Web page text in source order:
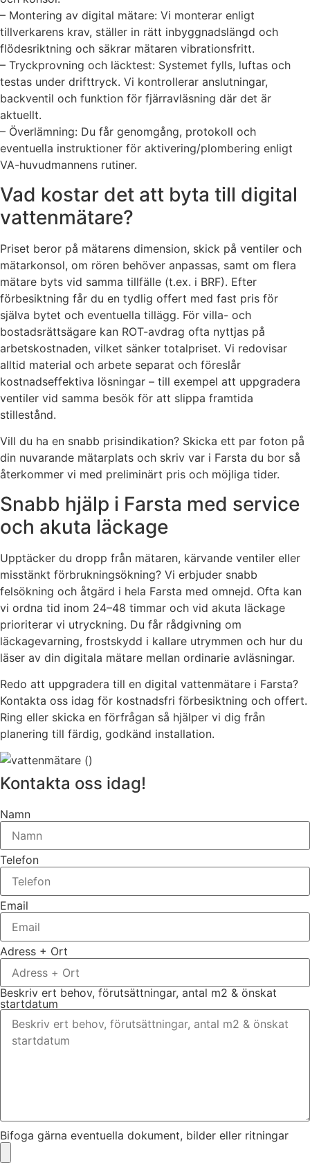
– Montering av digital mätare: Vi monterar enligt
tillverkarens krav, ställer in rätt inbyggnadslängd och
flödesriktning och säkrar mätaren vibrationsfritt.
– Tryckprovning och läcktest: Systemet fylls, luftas och
testas under drifttryck. Vi kontrollerar anslutningar,
backventil och funktion för fjärravläsning där det är
aktuellt.
– Överlämning: Du får genomgång, protokoll och
eventuella instruktioner för aktivering/plombering enligt
VA-huvudmannens rutiner.
Vad kostar det att byta till digital
vattenmätare?
Priset beror på mätarens dimension, skick på ventiler och
mätarkonsol, om rören behöver anpassas, samt om flera
mätare byts vid samma tillfälle (t.ex. i BRF). Efter
förbesiktning får du en tydlig offert med fast pris för
själva bytet och eventuella tillägg. För villa- och
bostadsrättsägare kan ROT-avdrag ofta nyttjas på
arbetskostnaden, vilket sänker totalpriset. Vi redovisar
alltid material och arbete separat och föreslår
kostnadseffektiva lösningar – till exempel att uppgradera
ventiler vid samma besök för att slippa framtida
stillestånd.
Vill du ha en snabb prisindikation? Skicka ett par foton på
din nuvarande mätarplats och skriv var i Farsta du bor så
återkommer vi med preliminärt pris och möjliga tider.
Snabb hjälp i Farsta med service
och akuta läckage
Upptäcker du dropp från mätaren, kärvande ventiler eller
misstänkt förbrukningsökning? Vi erbjuder snabb
felsökning och åtgärd i hela Farsta med omnejd. Ofta kan
vi ordna tid inom 24–48 timmar och vid akuta läckage
prioriterar vi utryckning. Du får rådgivning om
läckagevarning, frostskydd i kallare utrymmen och hur du
läser av din digitala mätare mellan ordinarie avläsningar.
Redo att uppgradera till en digital vattenmätare i Farsta?
Kontakta oss idag för kostnadsfri förbesiktning och offert.
Ring eller skicka en förfrågan så hjälper vi dig från
planering till färdig, godkänd installation.
Kontakta oss idag!
Namn
Telefon
Email
Adress + Ort
Beskriv ert behov, förutsättningar, antal m2 & önskat
startdatum
Bifoga gärna eventuella dokument, bilder eller ritningar